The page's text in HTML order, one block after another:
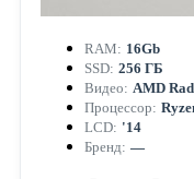
RAM: 16Gb
SSD: 256 ГБ
Видео: AMD
Процессор:
LCD: '14
Бренд: —